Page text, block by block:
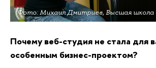
Фото: Михаил Дмитриев, Высшая школа
Почему веб-студия не стала для
особенным бизнес-проектом?